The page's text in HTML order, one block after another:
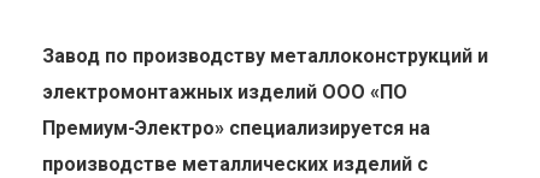
Завод по производству металлоконструкций и
электромонтажных изделий ООО «ПО
Премиум-Электро» специализируется на
производстве металлических изделий с